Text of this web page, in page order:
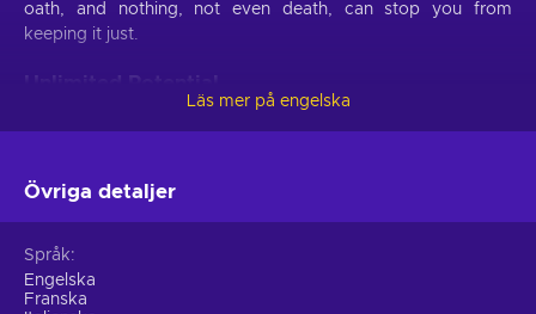
oath, and nothing, not even death, can stop you from
keeping it just.
Unlimited Potential
sworn to protect with your life. You will face challenges that
go far beyond the boundaries of the mortal realm, but neither
your encounters nor you yourself know the true extents of
your power.
Läs mer på engelska
Övriga detaljer
Språk
Engelska
Franska